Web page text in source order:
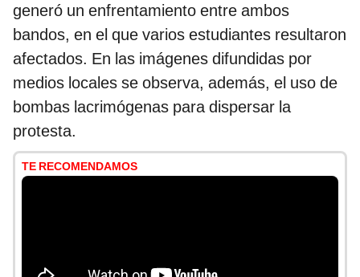
generó un enfrentamiento entre ambos
bandos, en el que varios estudiantes resultaron
afectados. En las imágenes difundidas por
medios locales se observa, además, el uso de
bombas lacrimógenas para dispersar la
protesta.
TE RECOMENDAMOS